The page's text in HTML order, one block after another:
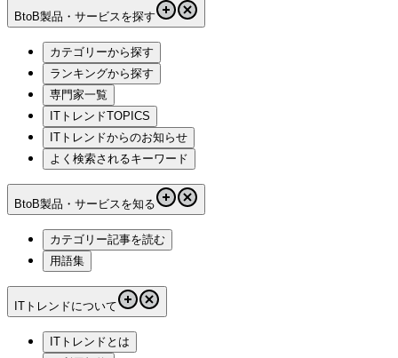
BtoB製品・サービスを探す
カテゴリーから探す
ランキングから探す
専門家一覧
ITトレンドTOPICS
ITトレンドからのお知らせ
よく検索されるキーワード
BtoB製品・サービスを知る
カテゴリー記事を読む
用語集
ITトレンドについて
ITトレンドとは